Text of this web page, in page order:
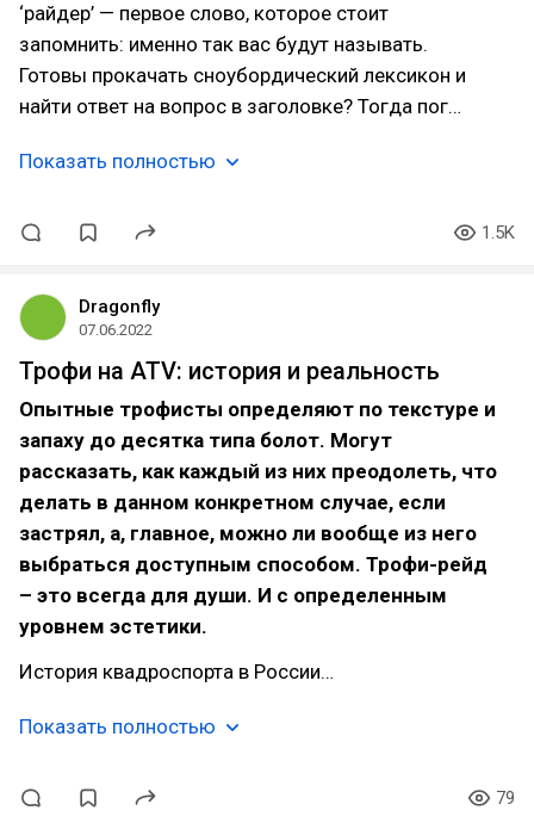
‘райдер’ — первое слово, которое стоит
запомнить: именно так вас будут называть.
Готовы прокачать сноубордический лексикон и
найти ответ на вопрос в заголовке? Тогда пог…
Показать полностью
1.5K
Dragonfly
07.06.2022
Трофи на ATV: история и реальность
Опытные трофисты определяют по текстуре и
запаху до десятка типа болот. Могут
рассказать, как каждый из них преодолеть, что
делать в данном конкретном случае, если
застрял, а, главное, можно ли вообще из него
выбраться доступным способом. Трофи-рейд
– это всегда для души. И с определенным
уровнем эстетики.
История квадроспорта в России…
Показать полностью
79